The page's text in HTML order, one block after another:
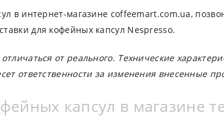
в интернет-магазине coffeemart.com.ua,
для кофейных капсул Nespresso.
от реального. Технические
ответственности за изменения внесенные
капсул в магазине